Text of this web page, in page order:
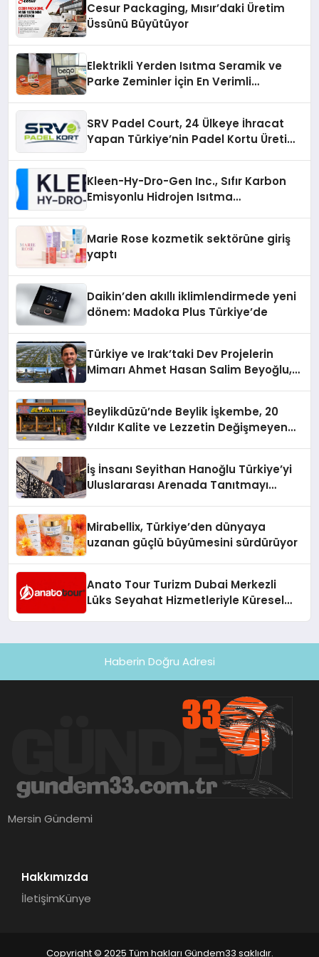
Cesur Packaging, Mısır’daki Üretim
Üssünü Büyütüyor
Elektrikli Yerden Isıtma Seramik ve
Parke Zeminler İçin En Verimli
SRV Padel Court, 24 Ülkeye İhracat
Yapan Türkiye’nin Padel Kortu Üretim
Kleen-Hy-Dro-Gen Inc., Sıfır Karbon
Emisyonlu Hidrojen Isıtma
Marie Rose kozmetik sektörüne giriş
yaptı
Daikin’den akıllı iklimlendirmede yeni
dönem: Madoka Plus Türkiye’de
Türkiye ve Irak’taki Dev Projelerin
Mimarı Ahmet Hasan Salim Beyoğlu,
Hayata Geçirecek
Beylikdüzü’nde Beylik İşkembe, 20
Yıldır Kalite ve Lezzetin Değişmeyen
İş İnsanı Seyithan Hanoğlu Türkiye’yi
Uluslararası Arenada Tanıtmayı
Mirabellix, Türkiye’den dünyaya
uzanan güçlü büyümesini sürdürüyor
Anato Tour Turizm Dubai Merkezli
Lüks Seyahat Hizmetleriyle Küresel
Haberin Doğru Adresi
Mersin Gündemi
Hakkımızda
İletişimKünye
Copyright © 2025 Tüm hakları Gündem33 saklıdır.